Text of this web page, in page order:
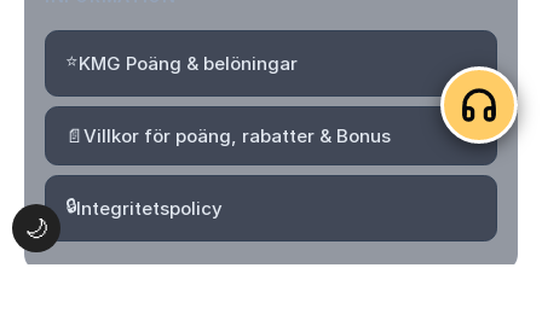
🌙
⭐KMG Poäng & belöningar
📄Villkor för poäng, rabatter & Bonus
🔒Integritetspolicy